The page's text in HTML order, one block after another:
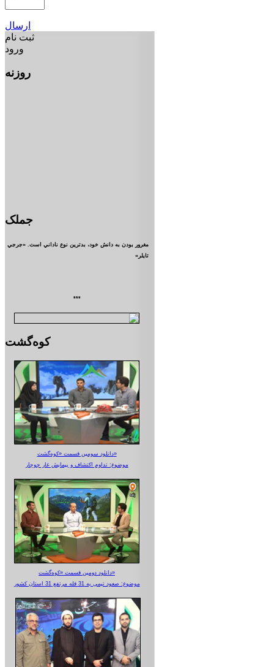
ارسال
ثبت نام
ورود
روزنه
جملک
مغرور بودن به دانش خود، بدترين نوع ناداني است. «جرجي
تايلر»
***
کوه‌گشت
دانلود سومین قسمت «کوه‌گشت»
موضوع: تداوم اکتشاف و پیمایش غار جوجار
دانلود دومین قسمت «کوه‌گشت»
موضوع: صعود تیمی به 31 قله مرتفع 31 استان کشور